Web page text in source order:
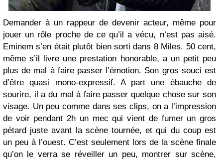
Demander à un rappeur de devenir acteur, même pour
jouer un rôle proche de ce qu’il a vécu, n’est pas aisé.
Eminem s’en était plutôt bien sorti dans 8 Miles. 50 cent,
même s’il livre une prestation honorable, a un petit peu
plus de mal à faire passer l’émotion. Son gros souci est
d’être quasi mono-expressif. A part une ébauche de
sourire, il a du mal à faire passer quelque chose sur son
visage. Un peu comme dans ses clips, on a l’impression
de voir pendant 2h un mec qui vient de fumer un gros
pétard juste avant la scène tournée, et qui du coup est
un peu à l’ouest. C’est seulement lors de la scène finale
qu’on le verra se réveiller un peu, montrer sur scène,